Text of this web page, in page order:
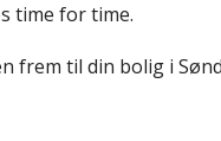
time for time.
frem til din bolig i